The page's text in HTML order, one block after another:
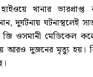
থানার ভারপ্রাপ্ত
দুর্ঘটনায় ঘটনাস্থলেই
ওসমানী মেডিকেল
আরও দুজনের মৃত্যু হয়।